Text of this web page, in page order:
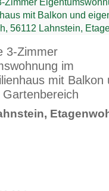
3-Zimmer
im
mit Balkon
Gartenbereich